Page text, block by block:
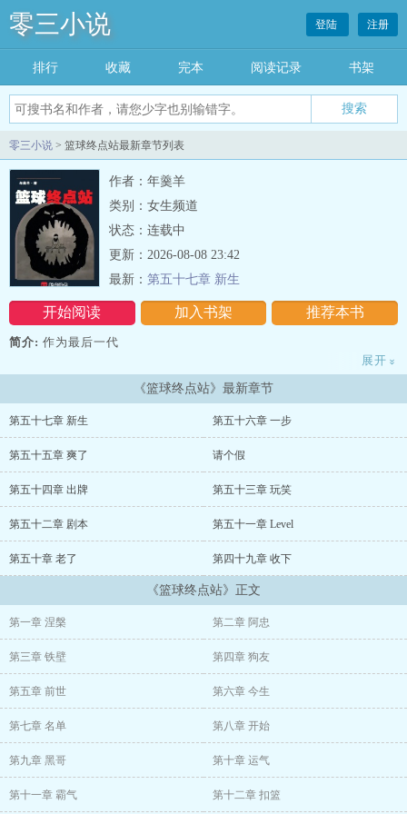
零三小说 登陆 注册
排行 收藏 完本 阅读记录 书架
零三小说 > 篮球终点站最新章节列表
作者：年羹羊
类别：女生频道
状态：连载中
开始阅读 加入书架 推荐本书
更新：2026-08-08 23:42
最新： 第五十七章 新生
简介: 作为最后一代
“国王终结者”，绰号终点的李维，被问到防守詹姆斯的难点在哪里
时，他愣了一会儿，缓缓说道:
“还有呢？”
“还有…他的脚步很难预测。”
“还有吗？”
“太多了。”
“难点太多了是吗？”
“脚步太多了。”这是篮球小人物的后现代
“史诗”，这里没有英雄，没有爱情，没有忠诚，只余一丝勇气，包裹
着脆弱的梦想，在金钱和权色的世界里奋力前行。
NBA的古典英雄主义叙事已经终结，所有的伟大即将到达终点，而我
守卫在这里，告诉你们一切到此为止，不必再徒劳向前。
展开 »
《篮球终点站》最新章节
第五十七章 新生 第五十六章 一步
第五十五章 爽了 请个假
第五十四章 出牌 第五十三章 玩笑
第五十二章 剧本 第五十一章 Level
第五十章 老了 第四十九章 收下
《篮球终点站》正文
第一章 涅槃 第二章 阿忠
第三章 铁壁 第四章 狗友
第五章 前世 第六章 今生
第七章 名单 第八章 开始
第九章 黑哥 第十章 运气
第十一章 霸气 第十二章 扣篮